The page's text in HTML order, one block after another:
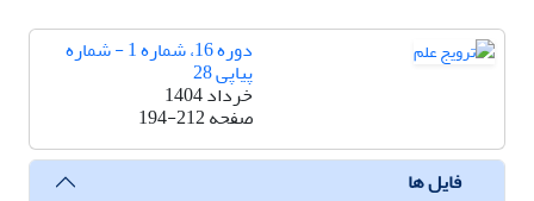
دوره 16، شماره 1 - شماره
پیاپی 28
خرداد 1404
صفحه194-212
فایل ها